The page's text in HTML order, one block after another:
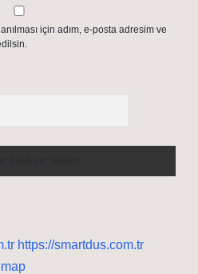
için adım, e-posta adresim ve
https://smartdus.com.tr